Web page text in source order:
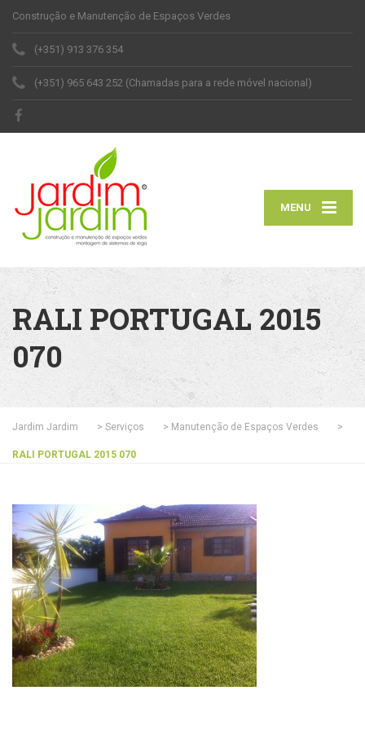
Construção e Manutenção de Espaços Verdes
(+351) 913 376 354
(+351) 965 643 252 (Chamadas para a rede móvel nacional)
MENU
RALI PORTUGAL 2015
070
Jardim Jardim > Serviços > Manutenção de Espaços Verdes >
RALI PORTUGAL 2015 070